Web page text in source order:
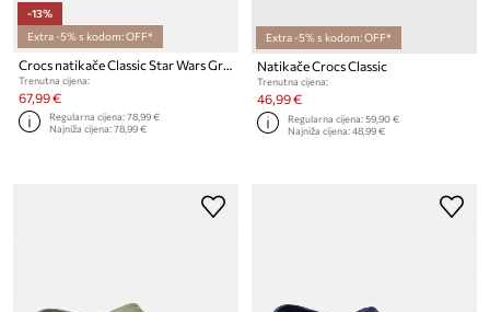
-13%
Extra -5% s kodom: OFF*
Crocs natikače Classic Star Wars Grogu Clog
Trenutna cijena:
67,99 €
Regularna cijena:78,99 €
Najniža cijena:78,99 €
Extra -5% s kodom: OFF*
Natikače Crocs Classic
Trenutna cijena:
46,99 €
Regularna cijena:59,90 €
Najniža cijena:48,99 €